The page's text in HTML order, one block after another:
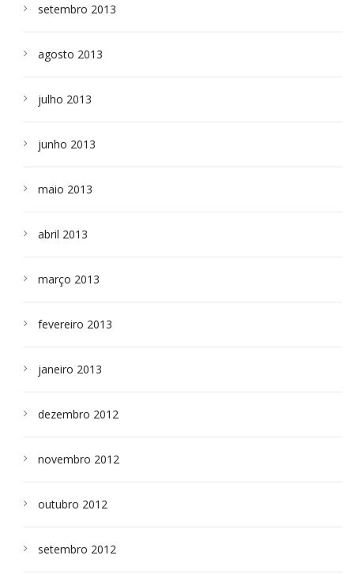
setembro 2013
agosto 2013
julho 2013
junho 2013
maio 2013
abril 2013
março 2013
fevereiro 2013
janeiro 2013
dezembro 2012
novembro 2012
outubro 2012
setembro 2012